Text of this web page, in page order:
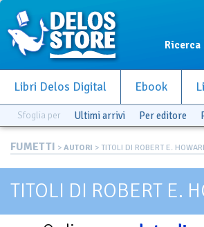
Ricerca
Libri Delos Digital Ebook
Sfoglia per Ultimi arrivi Per editore
FUMETTI > AUTORI > TITOLI DI ROBERT E.
TITOLI DI ROBERT E.